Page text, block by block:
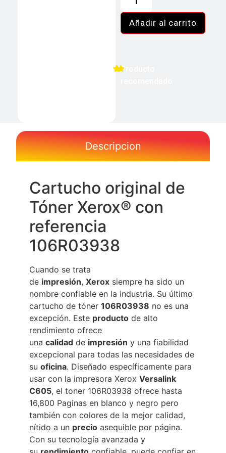
Añadir al carrito
Producto
Descripcion
Cartucho original de
Tóner Xerox® con
referencia
106R03938
Cuando se trata
de impresión, Xerox siempre ha sido un
nombre confiable en la industria. Su último
cartucho de tóner 106R03938 no es una
excepción. Este producto de alto
rendimiento ofrece
una calidad de impresión y una fiabilidad
excepcional para todas las necesidades de
su oficina. Diseñado específicamente para
usar con la impresora Xerox Versalink
C605, el toner 106R03938 ofrece hasta
16,800 Paginas en blanco y negro pero
también con colores de la mejor calidad,
nítido a un precio asequible por página.
Con su tecnología avanzada y